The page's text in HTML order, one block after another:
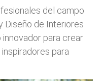
del campo
Diseño de Interiores
para crear
para